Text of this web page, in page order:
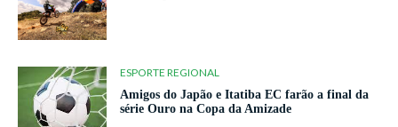
ESPORTE REGIONAL
Amigos do Japão e Itatiba EC farão a final da
série Ouro na Copa da Amizade